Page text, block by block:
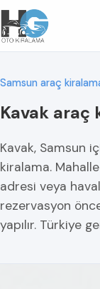
Samsun araç
Kavak araç
Kavak, Samsun
kiralama.
adresi veya
rezervasyon
yapılır. Türkiye